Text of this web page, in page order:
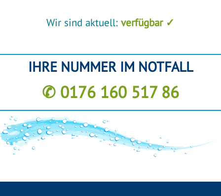
Wir sind aktuell: verfügbar ✓
IHRE NUMMER IM NOTFALL
✆ 0176 160 517 86